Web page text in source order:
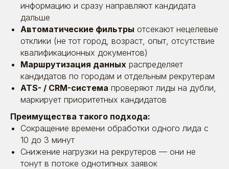
информацию и сразу направляют кандидата
дальше
Автоматические фильтры отсекают нецелевые
отклики (не тот город, возраст, опыт, отсутствие
квалификационных документов)
Маршрутизация данных распределяет
кандидатов по городам и отдельным рекрутерам
ATS- / CRM-система проверяют лиды на дубли,
маркирует приоритетных кандидатов
Преимущества такого подхода:
Сокращение времени обработки одного лида с
10 до 3 минут
Снижение нагрузки на рекрутеров — они не
тонут в потоке однотипных заявок